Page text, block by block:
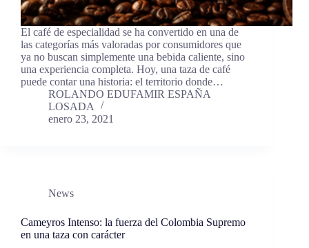
El café de especialidad se ha convertido en una de
las categorías más valoradas por consumidores que
ya no buscan simplemente una bebida caliente, sino
una experiencia completa. Hoy, una taza de café
puede contar una historia: el territorio donde…
ROLANDO EDUFAMIR ESPAÑA
LOSADA
enero 23, 2021
News
Cameyros Intenso: la fuerza del Colombia Supremo
en una taza con carácter